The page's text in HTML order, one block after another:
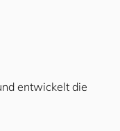
entwickelt die